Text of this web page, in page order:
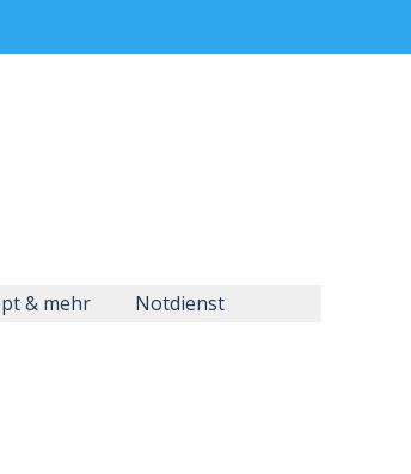
& mehr Notdienst